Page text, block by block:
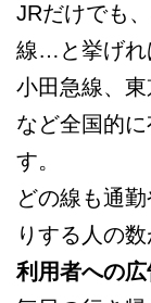
JRだけでも
線…と挙げれ
小田急線、
など全国的
す。
どの線も通
りする人の数
利用者への